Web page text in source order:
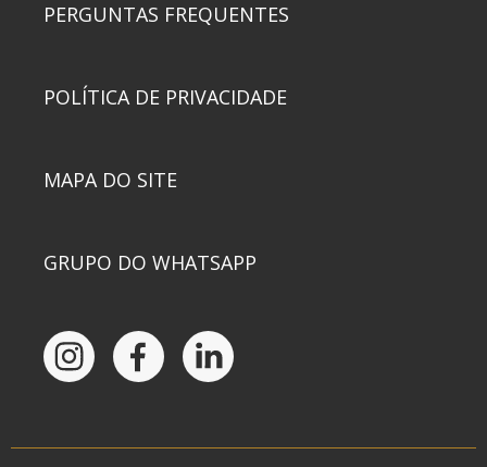
PERGUNTAS FREQUENTES
POLÍTICA DE PRIVACIDADE
MAPA DO SITE
GRUPO DO WHATSAPP